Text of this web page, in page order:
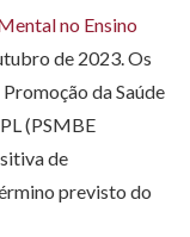
no Ensino
de 2023. Os
da Saúde
(PSMBE
de
previsto do